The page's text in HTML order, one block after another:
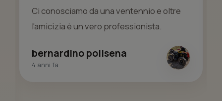
Ci conosciamo da una ventennio e oltre
l'amicizia è un vero professionista.
bernardino polisena
4 anni fa